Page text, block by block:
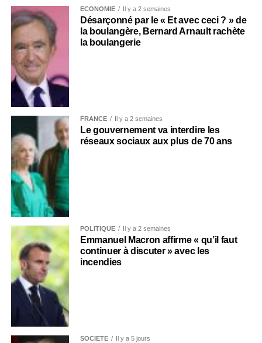
ECONOMIE Il y a 2 semaines
Désarçonné par le « Et avec ceci ? » de
la boulangère, Bernard Arnault rachète
la boulangerie
FRANCE Il y a 2 semaines
Le gouvernement va interdire les
réseaux sociaux aux plus de 70 ans
POLITIQUE Il y a 2 semaines
Emmanuel Macron affirme « qu’il faut
continuer à discuter » avec les
incendies
SOCIÉTÉ Il y a 5 jours